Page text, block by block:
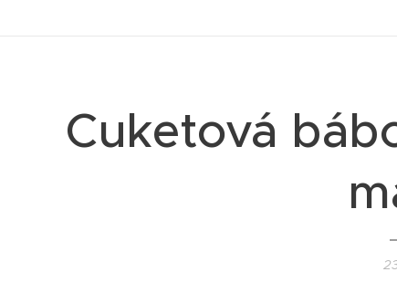
Cuketová